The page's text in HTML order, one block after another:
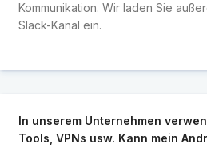
Kommunikation. Wir laden Sie
Slack-Kanal ein.
In unserem Unternehmen
Tools, VPNs usw. Kann mein